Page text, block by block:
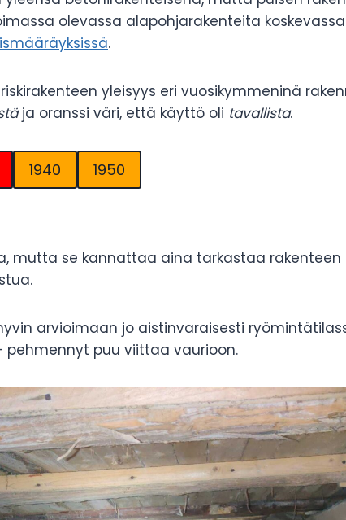
olevassa alapohjarakenteita koskevassa
.
yleisyys eri vuosikymmeninä
ja oranssi väri, että käyttö oli tavallista.
1940 1950
mutta se kannattaa aina tarkastaa
arvioimaan jo aistinvaraisesti
pehmennyt puu viittaa vaurioon.